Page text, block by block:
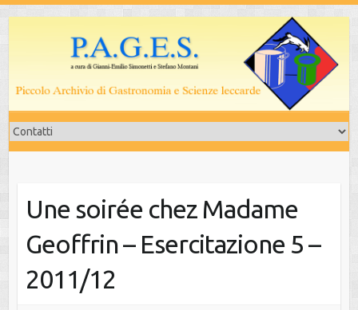
Une soirée chez Madame
Geoffrin – Esercitazione 5 –
2011/12